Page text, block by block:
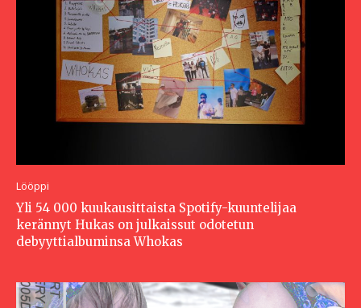
Lööppi
Yli 54 000 kuukausittaista Spotify-kuuntelijaa
kerännyt Hukas on julkaissut odotetun
debyyttialbuminsa Whokas